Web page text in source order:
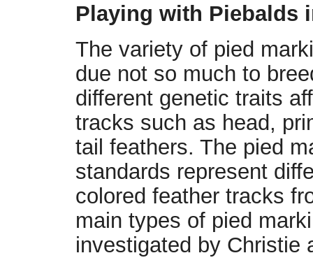
Playing with Piebalds
The variety of pied
due not so much to
different genetic traits
tracks such as head,
tail feathers. The pied
standards represent
colored feather tracks
main types of pied
investigated by Christie